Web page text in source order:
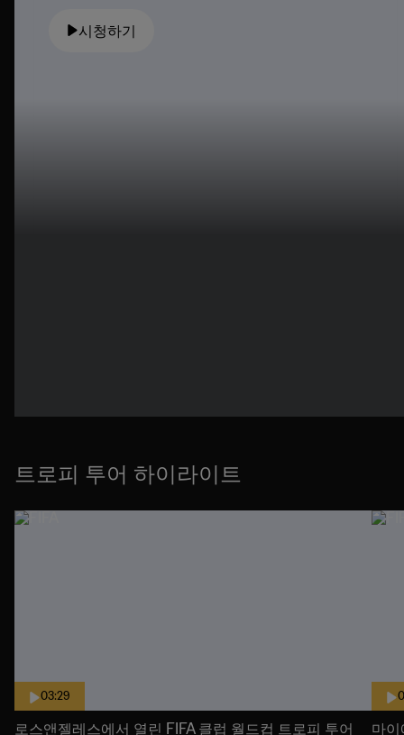
시청하기
트로피 투어 하이라이트
03:29
로스앤젤레스에서 열린 FIFA 클럽 월드컵 트로피 투어 마